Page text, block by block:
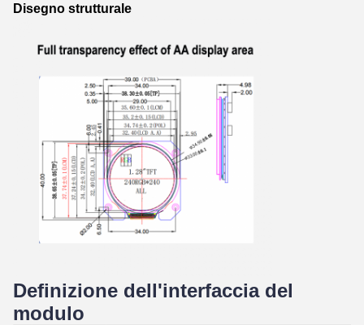
Disegno strutturale
Definizione dell'interfaccia del
modulo